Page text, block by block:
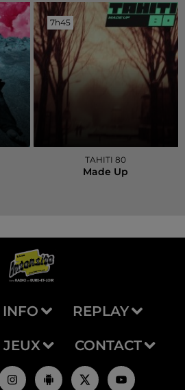
7h45
7h45
TAHITI 80
Made Up
INFO REPLAY
JEUX CONTACT